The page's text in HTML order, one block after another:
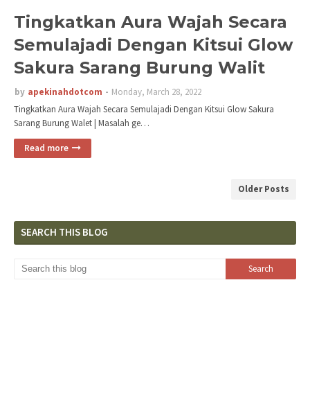
Tingkatkan Aura Wajah Secara
Semulajadi Dengan Kitsui Glow
Sakura Sarang Burung Walit
by apekinahdotcom
Monday, March 28, 2022
Tingkatkan Aura Wajah Secara Semulajadi Dengan Kitsui Glow Sakura
Sarang Burung Walet | Masalah ge…
Read more
Older Posts
SEARCH THIS BLOG